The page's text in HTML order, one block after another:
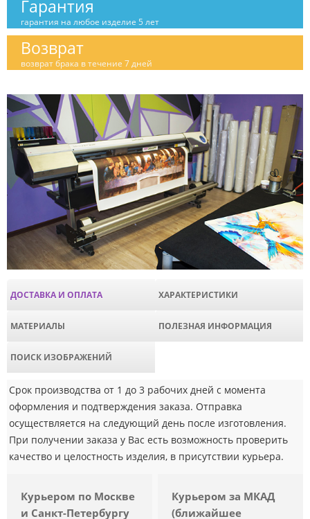
Гарантия
гарантия на любое изделие 5 лет
Возврат
возврат брака в течение 7 дней
ДОСТАВКА И ОПЛАТА ХАРАКТЕРИСТИКИ
МАТЕРИАЛЫ ПОЛЕЗНАЯ ИНФОРМАЦИЯ
ПОИСК ИЗОБРАЖЕНИЙ
Срок производства от 1 до 3 рабочих дней с момента
оформления и подтверждения заказа. Отправка
осуществляется на следующий день после изготовления.
При получении заказа у Вас есть возможность проверить
качество и целостность изделия, в присутствии курьера.
Курьером по Москве
и Санкт-Петербургу
Курьером за МКАД
(ближайшее